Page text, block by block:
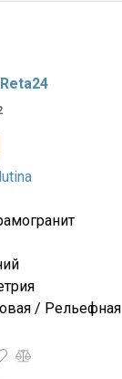
/ Рельефная